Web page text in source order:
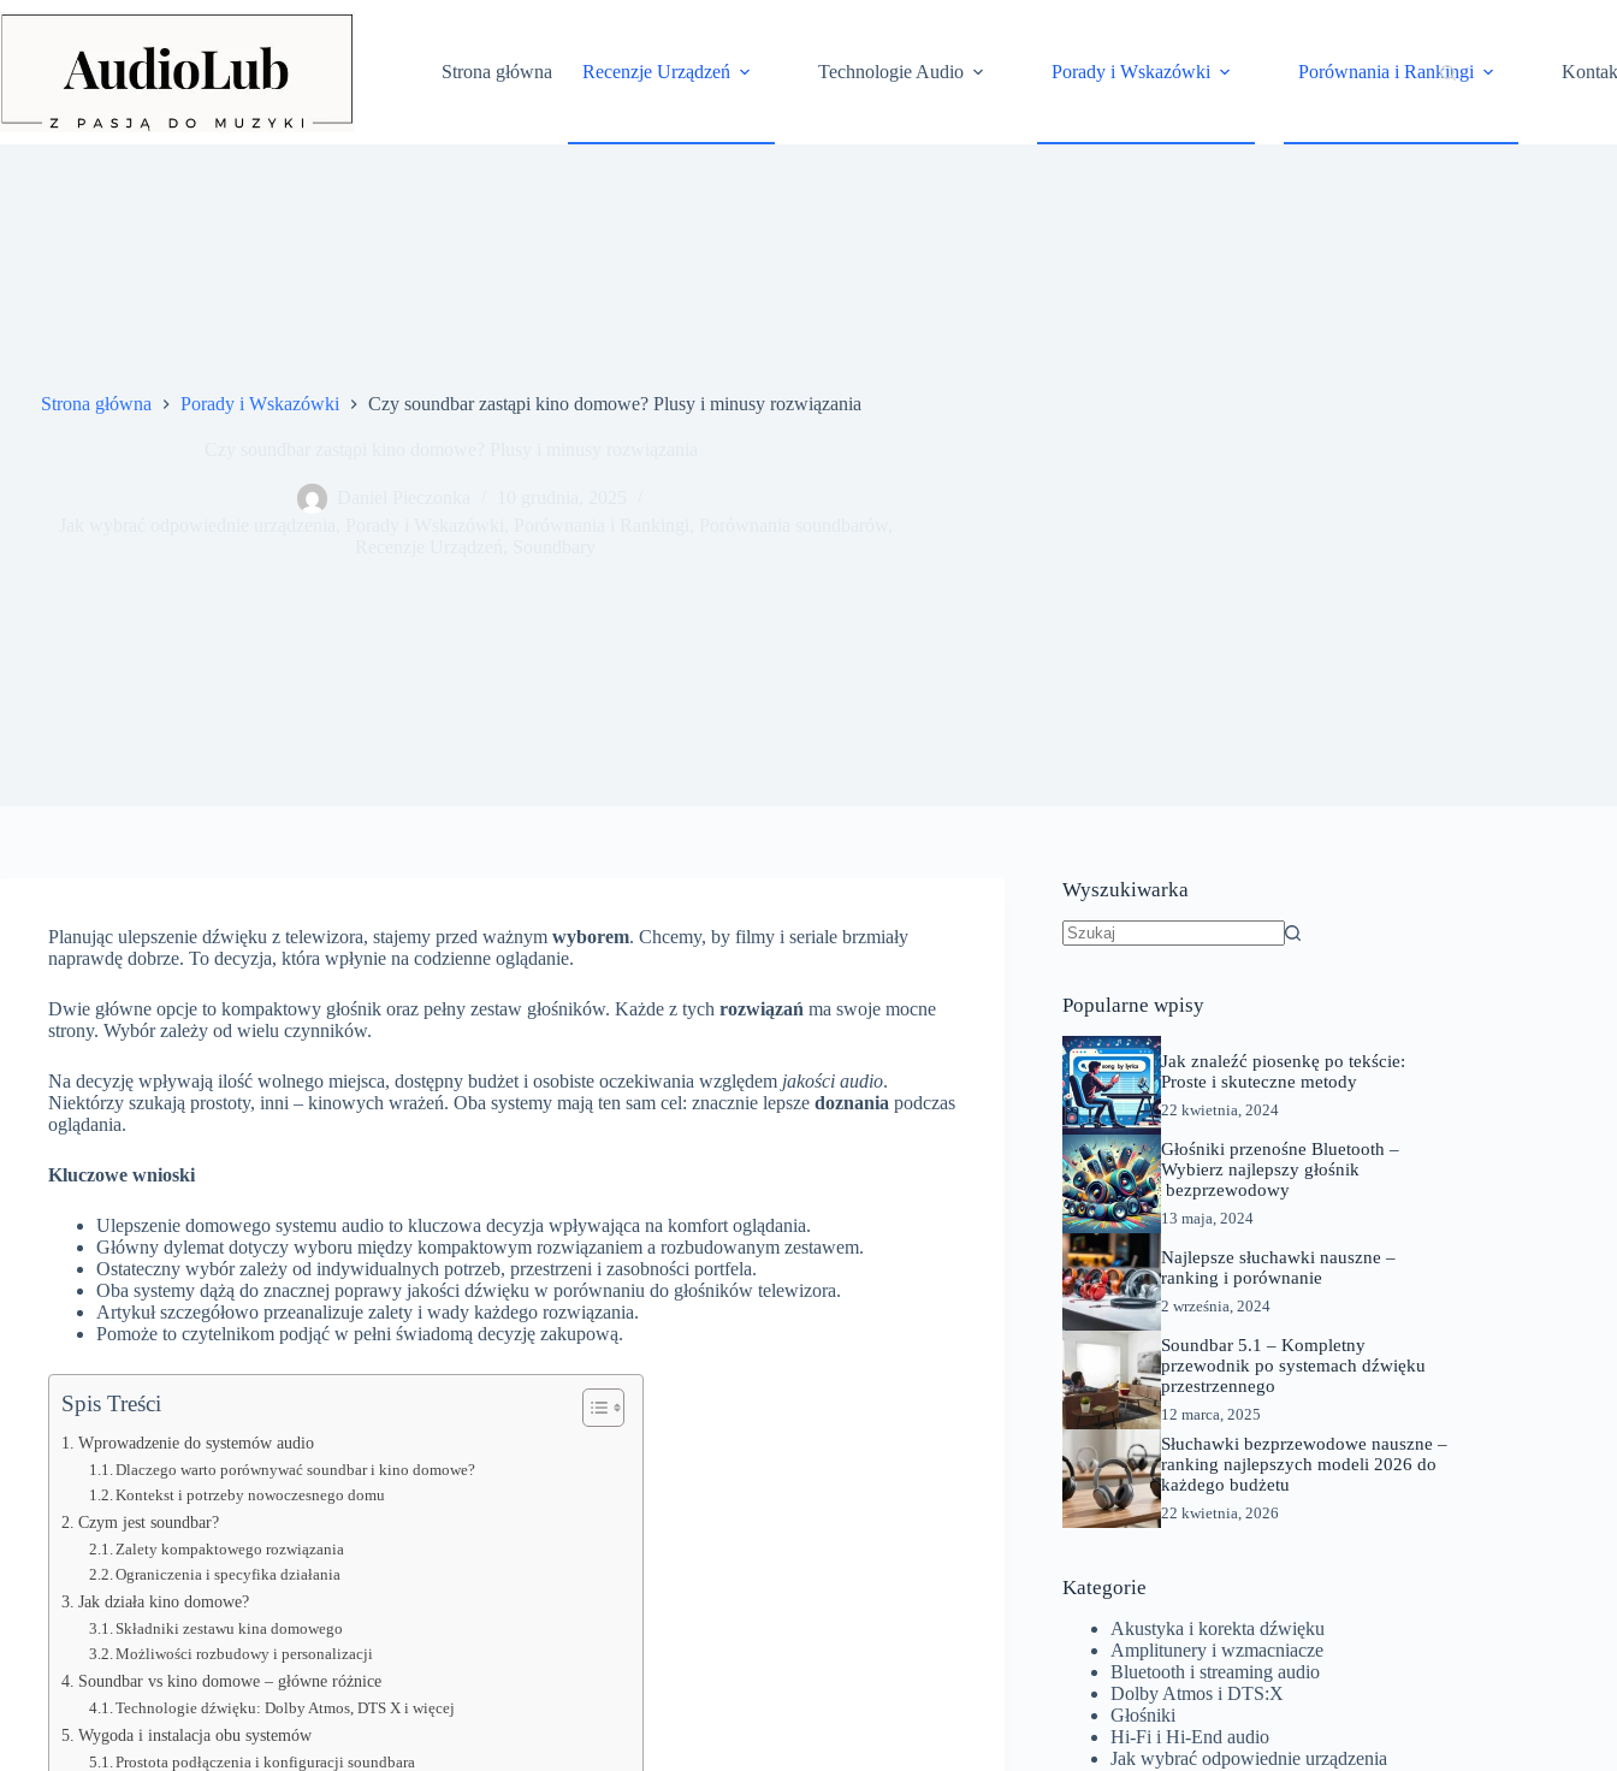
Strona główna
Recenzje Urządzeń Technologie Audio Porady i Wskazówki Porównania i Rankingi
Strona główna Porady i Wskazówki Czy soundbar zastąpi kino domowe? Plusy i minusy rozwiązania
Planując ulepszenie dźwięku z telewizora, stajemy przed ważnym wyborem. Chcemy, by filmy i seriale brzmiały
naprawdę dobrze. To decyzja, która wpłynie na codzienne oglądanie.
Dwie główne opcje to kompaktowy głośnik oraz pełny zestaw głośników. Każde z tych rozwiązań ma swoje mocne
strony. Wybór zależy od wielu czynników.
Na decyzję wpływają ilość wolnego miejsca, dostępny budżet i osobiste oczekiwania względem jakości audio.
Niektórzy szukają prostoty, inni – kinowych wrażeń. Oba systemy mają ten sam cel: znacznie lepsze doznania podczas
oglądania.
Kluczowe wnioski
Ulepszenie domowego systemu audio to kluczowa decyzja wpływająca na komfort oglądania.
Główny dylemat dotyczy wyboru między kompaktowym rozwiązaniem a rozbudowanym zestawem.
Ostateczny wybór zależy od indywidualnych potrzeb, przestrzeni i zasobności portfela.
Oba systemy dążą do znacznej poprawy jakości dźwięku w porównaniu do głośników telewizora.
Artykuł szczegółowo przeanalizuje zalety i wady każdego rozwiązania.
Pomoże to czytelnikom podjąć w pełni świadomą decyzję zakupową.
Spis Treści
Wprowadzenie do systemów audio
Dlaczego warto porównywać soundbar i kino domowe?
Kontekst i potrzeby nowoczesnego domu
Czym jest soundbar?
Zalety kompaktowego rozwiązania
Ograniczenia i specyfika działania
Jak działa kino domowe?
Składniki zestawu kina domowego
Możliwości rozbudowy i personalizacji
Soundbar vs kino domowe – główne różnice
Technologie dźwięku: Dolby Atmos, DTS X i więcej
Wygoda i instalacja obu systemów
Prostota podłączenia i konfiguracji soundbara
Wyszukiwarka
Popularne wpisy
Jak znaleźć piosenkę po tekście:
Proste i skuteczne metody
22 kwietnia, 2024
Głośniki przenośne Bluetooth –
Wybierz najlepszy głośnik
bezprzewodowy
13 maja, 2024
Najlepsze słuchawki nauszne –
ranking i porównanie
2 września, 2024
Soundbar 5.1 – Kompletny
przewodnik po systemach dźwięku
przestrzennego
12 marca, 2025
Słuchawki bezprzewodowe nauszne –
ranking najlepszych modeli 2026 do
każdego budżetu
22 kwietnia, 2026
Kategorie
Akustyka i korekta dźwięku
Amplitunery i wzmacniacze
Bluetooth i streaming audio
Dolby Atmos i DTS:X
Głośniki
Hi-Fi i Hi-End audio
Jak wybrać odpowiednie urządzenia